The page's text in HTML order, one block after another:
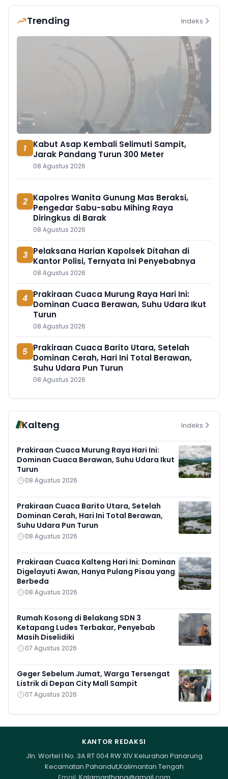
Trending Indeks
1
Kabut Asap Kembali Selimuti Sampit,
Jarak Pandang Turun 300 Meter
08 Agustus 2026
2 Kapolres Wanita Gunung Mas Beraksi,
Pengedar Sabu-sabu Mihing Raya
Diringkus di Barak
08 Agustus 2026
3 Pelaksana Harian Kapolsek Ditahan di
Kantor Polisi, Ternyata Ini Penyebabnya
08 Agustus 2026
4 Prakiraan Cuaca Murung Raya Hari Ini:
Dominan Cuaca Berawan, Suhu Udara Ikut
Turun
08 Agustus 2026
5 Prakiraan Cuaca Barito Utara, Setelah
Dominan Cerah, Hari Ini Total Berawan,
Suhu Udara Pun Turun
08 Agustus 2026
Kalteng Indeks
Prakiraan Cuaca Murung Raya Hari Ini:
Dominan Cuaca Berawan, Suhu Udara Ikut
Turun
08 Agustus 2026
Prakiraan Cuaca Barito Utara, Setelah
Dominan Cerah, Hari Ini Total Berawan,
Suhu Udara Pun Turun
08 Agustus 2026
Prakiraan Cuaca Kalteng Hari Ini: Dominan
Digelayuti Awan, Hanya Pulang Pisau yang
Berbeda
08 Agustus 2026
Rumah Kosong di Belakang SDN 3
Ketapang Ludes Terbakar, Penyebab
Masih Diselidiki
07 Agustus 2026
Geger Sebelum Jumat, Warga Tersengat
Listrik di Depan City Mall Sampit
07 Agustus 2026
KANTOR REDAKSI
Jln. Wortel I No. 3A RT 004 RW XIV Kelurahan Panarung
Kecamatan Pahandut,Kalimantan Tengah